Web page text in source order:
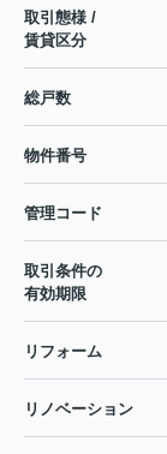
取引態様 /
賃貸区分
総戸数
物件番号
管理コード
取引条件の
有効期限
リフォーム
リノベーション